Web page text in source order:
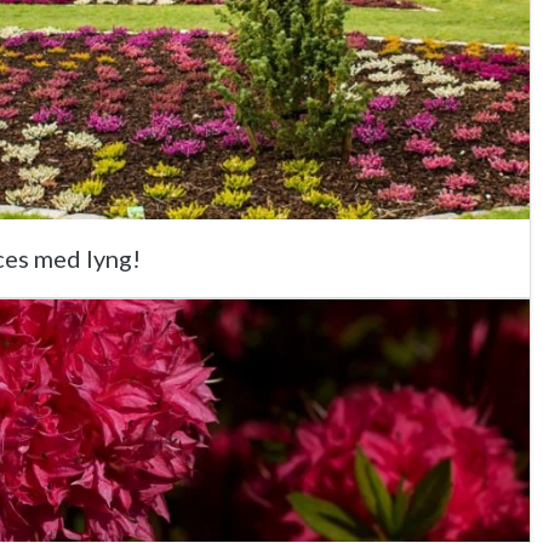
med lyng!